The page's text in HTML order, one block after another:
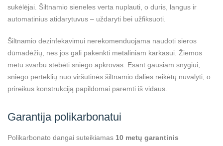
sukėlėjai. Šiltnamio sieneles verta nuplauti, o duris, langus ir
automatinius atidarytuvus – uždaryti bei užfiksuoti.
Šiltnamio dezinfekavimui nerekomenduojama naudoti sieros
dūmadėžių, nes jos gali pakenkti metaliniam karkasui. Žiemos
metu svarbu stebėti sniego apkrovas. Esant gausiam snygiui,
sniego perteklių nuo viršutinės šiltnamio dalies reikėtų nuvalyti, o
prireikus konstrukciją papildomai paremti iš vidaus.
Garantija polikarbonatui
Polikarbonato dangai suteikiamas 10 metų garantinis